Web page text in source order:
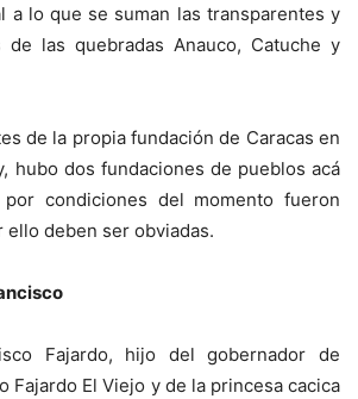
a lo que se suman las transparentes y
de las quebradas Anauco, Catuche y
de la propia fundación de Caracas en
hubo dos fundaciones de pueblos acá
condiciones del momento fueron
ello deben ser obviadas.
Fajardo, hijo del gobernador de
Fajardo El Viejo y de la princesa cacica